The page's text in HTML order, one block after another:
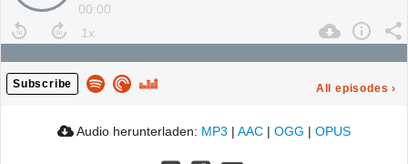
00:00
Subscribe All episodes ›
Audio herunterladen: MP3 | AAC | OGG | OPUS